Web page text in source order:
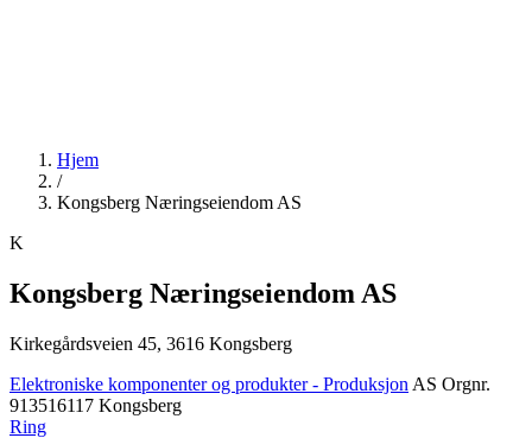
Hjem
/
Kongsberg Næringseiendom AS
K
Kongsberg Næringseiendom AS
Kirkegårdsveien 45, 3616 Kongsberg
Elektroniske komponenter og produkter - Produksjon AS Orgnr.
913516117 Kongsberg
Ring